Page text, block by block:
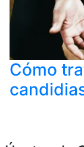
Cómo